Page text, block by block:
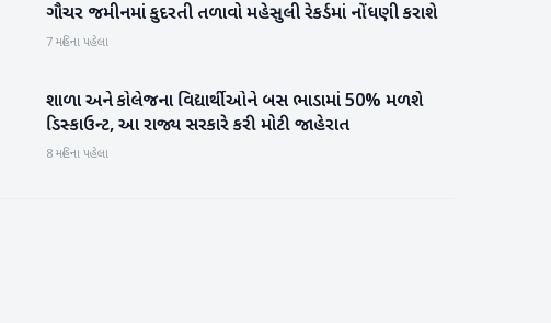
ગૌચર જમીનમાં કુદરતી તળાવો મહેસુલી રેકર્ડમાં નોંધણી કરાશે
7 મહિના પહેલા
રાષ્ટ્રીય
શાળા અને કોલેજના વિદ્યાર્થીઓને બસ ભાડામાં 50% મળશે
ડિસ્કાઉન્ટ, આ રાજ્ય સરકારે કરી મોટી જાહેરાત
8 મહિના પહેલા